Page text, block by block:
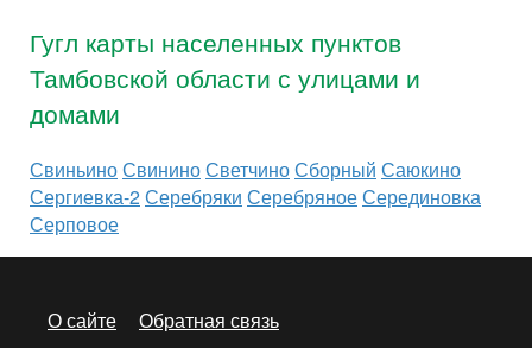
Гугл карты населенных пунктов
Тамбовской области с улицами и
домами
СвиньиноСвининоСветчиноСборный Саюкино
Сергиевка-2Серебряки СеребряноеСерединовка
Серповое
О сайте Обратная связь